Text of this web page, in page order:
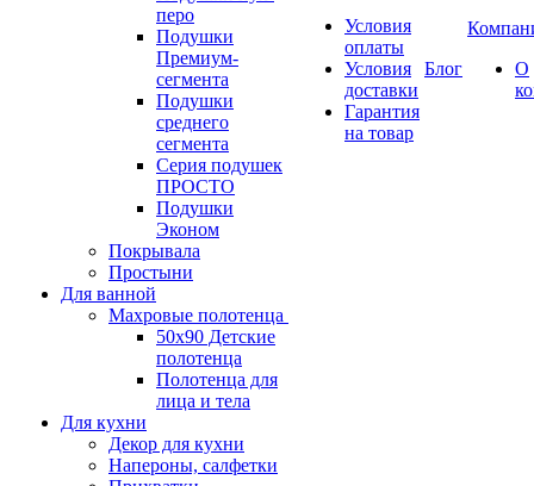
перо
Подушки
Премиум-
сегмента
Подушки
среднего
сегмента
Серия подушек
ПРОСТО
Подушки
Эконом
Покрывала
Простыни
Для ванной
Махровые полотенца
50х90 Детские
полотенца
Полотенца для
лица и тела
Для кухни
Декор для кухни
Напероны, салфетки
Условия
оплаты
Условия
доставки
Гарантия
на товар
Блог
О